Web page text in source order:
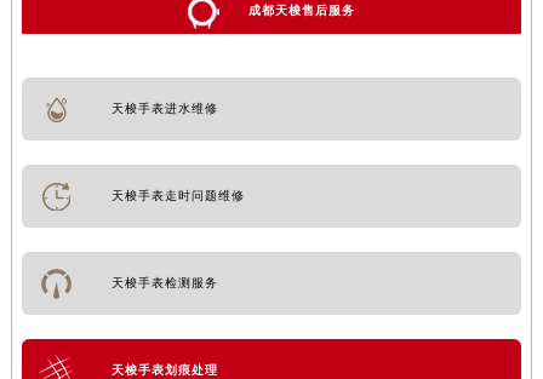
成都天梭售后服务
天梭手表进水维修
天梭手表走时问题维修
天梭手表检测服务
天梭手表划痕处理